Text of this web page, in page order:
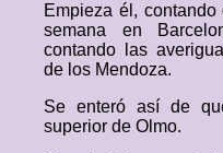
Empieza él,
semana en
contando las
de los Mendoza.
Se enteró así de
superior de Olmo.